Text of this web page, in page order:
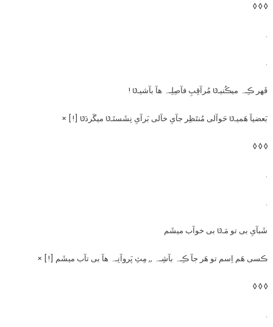
◊ ◊ ◊
.
.
قَهر ڪِـہ میڪُنیـטּ مُرآقِبِ فآصِلِـہ هآ بآشیـטּ !
بَعضیآ هَمیـטּ حَوآلی مُنتَظِر جآیِ خآلی بَرآیِ نِشَستَـטּ میگَردَטּ [!] ×
◊ ◊ ◊
.
.
شَبآیِ بی تو مَـטּ بی خوآب میشَم
ڪسی هَم اِسم تو هَر جآ ڪِـہ بآشِـہ ,, مِثِ پَروآنِـہ هآ بی تآب میشَم [!] ×
◊ ◊ ◊
.